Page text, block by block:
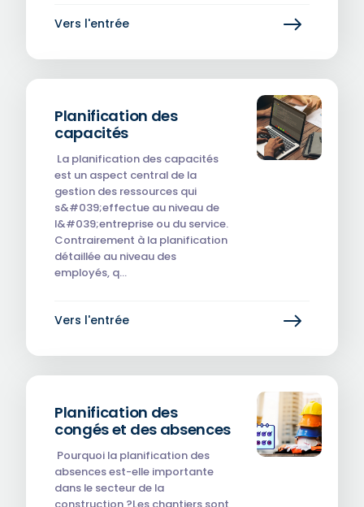
Vers l'entrée
Planification des
capacités
‎‎‎ La planification des capacités
est un aspect central de la
gestion des ressources qui
s&#039;effectue au niveau de
l&#039;entreprise ou du service.
Contrairement à la planification
détaillée au niveau des
employés, q…
Vers l'entrée
Planification des
congés et des absences
‎‎ Pourquoi la planification des
absences est-elle importante
dans le secteur de la